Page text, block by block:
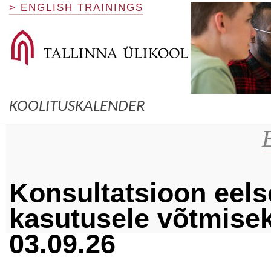
> ENGLISH TRAININGS
KOOLITUSKALENDER
Konsultatsioon
kasutusele
03.09.26